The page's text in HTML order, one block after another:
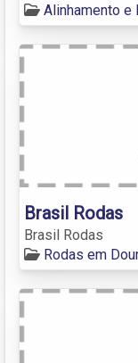
Alinhamento e
Brasil Rodas
Brasil Rodas
Rodas em